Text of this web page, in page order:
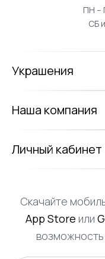
ПН –
СБ
Украшения
Наша компания
Личный кабинет
Скачайте
App Store или
возможность